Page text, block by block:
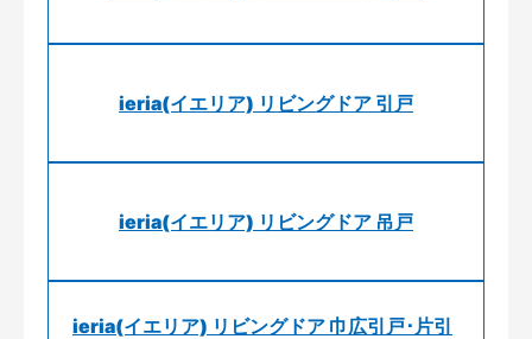
ieria(イエリア) リビングドア 引戸
ieria(イエリア) リビングドア 吊戸
ieria(イエリア) リビングドア 巾広引戸･片引